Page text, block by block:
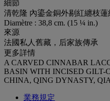
細節
清乾隆 內鎏金銅外剔紅纏枝蓮
Diamètre : 38,8 cm. (15 ¼ in.)
來源
法國私人舊藏，后家族傳承
更多詳情
A CARVED CINNABAR
BASIN WITH INCISED GILT-
CHINA, QING DYNASTY,
業務規定